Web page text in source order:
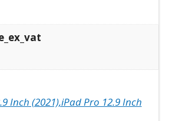
Inch (2021),iPad Pro 12.9 Inch